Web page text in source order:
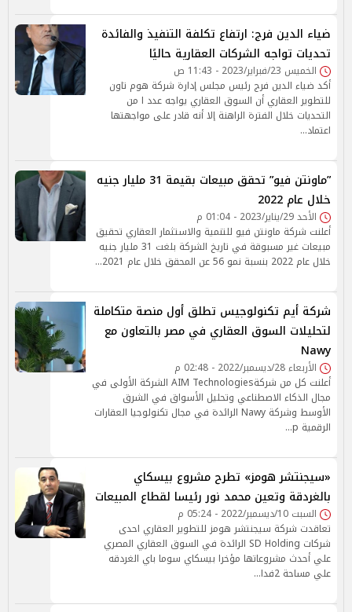
ضياء الدين فرج: ارتفاع تكلفة التنفيذ والفائدة
تحديات تواجه الشركات العقارية حاليًا
الخميس 23/فبراير/2023 - 11:43 ص
أكد ضياء الدين فرج رئيس مجلس إدارة شركة هوم تاون
للتطوير العقاري أن السوق العقاري يواجه عدد ا من
التحديات خلال الفترة الراهنة إلا أنه قادر على مواجهتها
اعتماد…
”ماونتن فيو” تحقق مبيعات بقيمة 31 مليار جنيه
خلال عام 2022
الأحد 29/يناير/2023 - 01:04 م
أعلنت شركة ماونتن فيو للتنمية والاستثمار العقاري تحقيق
مبيعات غير مسبوقة في تاريخ الشركة بلغت 31 مليار جنيه
خلال عام 2022 بنسبة نمو 56 عن المحقق خلال عام 2021…
شركة أيم تكنولوجيس تطلق أول منصة متكاملة
لتحليلات السوق العقاري في مصر بالتعاون مع
Nawy
الأربعاء 28/ديسمبر/2022 - 02:48 م
أعلنت كل من شركةAIM Technologies الشركة الأولى في
مجال الذكاء الاصطناعي وتحليل الأسواق في الشرق
الأوسط وشركة Nawy الرائدة في مجال تكنولوجيا العقارات
الرقمية p…
«سيجنتشر هومز» تطرح مشروع بيسكاي
بالغردقة وتعين محمد نور رئيسا لقطاع المبيعات
السبت 10/ديسمبر/2022 - 05:24 م
تعاقدت شركة سيجنتشر هومز للتطوير العقاري احدى
شركات SD Holding الرائدة في السوق العقاري المصري
علي أحدث مشروعاتها مؤخرا بيسكاي سوما باي الغردقه
علي مساحة 2فدا…